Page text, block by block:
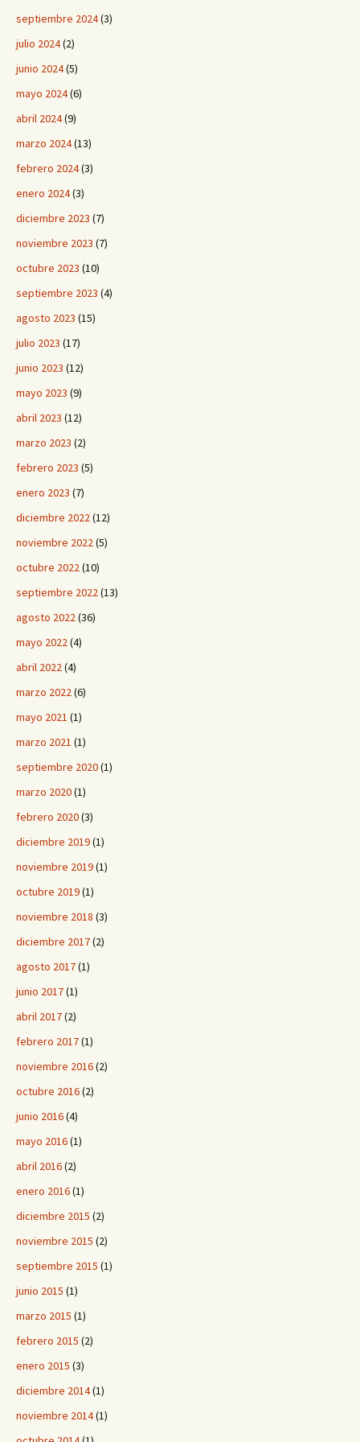
septiembre 2024(3)
julio 2024(2)
junio 2024(5)
mayo 2024(6)
abril 2024(9)
marzo 2024(13)
febrero 2024(3)
enero 2024(3)
diciembre 2023 (7)
noviembre 2023 (7)
octubre 2023 (10)
septiembre 2023 (4)
agosto 2023 (15)
julio 2023 (17)
junio 2023 (12)
mayo 2023 (9)
abril 2023 (12)
marzo 2023 (2)
febrero 2023 (5)
enero 2023 (7)
diciembre 2022(12)
noviembre 2022(5)
octubre 2022(10)
septiembre 2022(13)
agosto 2022(36)
mayo 2022(4)
abril 2022(4)
marzo 2022(6)
mayo 2021 (1)
marzo 2021 (1)
septiembre 2020(1)
marzo 2020(1)
febrero 2020(3)
diciembre 2019(1)
noviembre 2019(1)
octubre 2019(1)
noviembre 2018 (3)
diciembre 2017(2)
agosto 2017(1)
junio 2017(1)
abril 2017(2)
febrero 2017(1)
noviembre 2016(2)
octubre 2016(2)
junio 2016(4)
mayo 2016(1)
abril 2016(2)
enero 2016(1)
diciembre 2015 (2)
noviembre 2015 (2)
septiembre 2015 (1)
junio 2015 (1)
marzo 2015 (1)
febrero 2015 (2)
enero 2015 (3)
diciembre 2014(1)
noviembre 2014(1)